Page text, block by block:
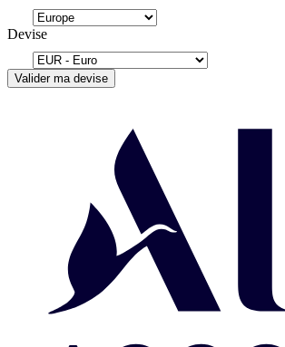
Devise
Valider ma devise